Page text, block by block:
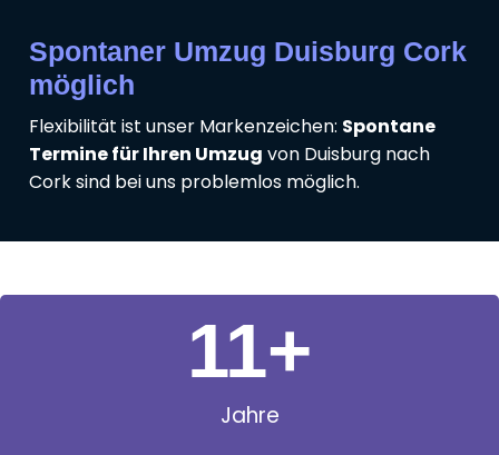
Spontaner Umzug Duisburg Cork
möglich
Flexibilität ist unser Markenzeichen: Spontane
Termine für Ihren Umzug von Duisburg nach
Cork sind bei uns problemlos möglich.
Jahre
11+